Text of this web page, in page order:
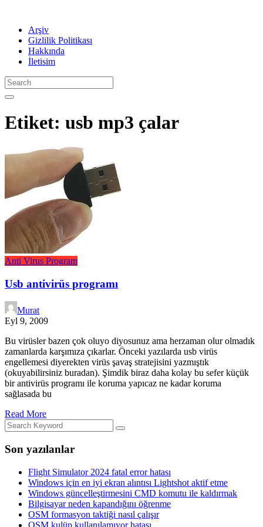
Arşiv
Gizlilik Politikası
Hakkında
İletisim
Etiket: usb mp3 çalar
Anti Virus Program
Usb antivirüs programı
Murat
Eyl 9, 2009
Bu virüsler bazen çok oluyo diyosunuz ama herzaman olur olmadık
zamanlarda karşımıza çıkarlar. Önceki yazılarda usb virüs
engellemesi diyerekten virüs şavaş stratejisini yazmıştık
(okuyabilirsiniz buradan). Şimdik biraz daha kolay bu sefer küçük
bir antivirüs programı ile koruma yapıcaz ne kadar koruma
sağlasada bu
Read More
Son yazılanlar
Flight Simulator 2024 fatal error hatası
Windows için en iyi ekran alıntısı Lightshot aktif etme
Windows güncelleştirmesini CMD komutu ile kaldırmak
Bilgisayar neden kapandığını öğrenme
OSM formasyon taktiği nasıl çalışır
OSM kulüp kullanılamıyor hatası